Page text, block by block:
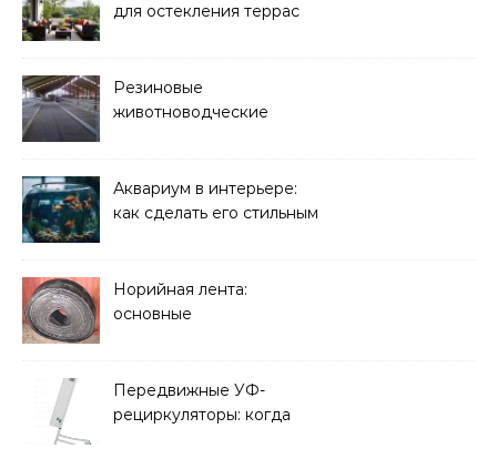
для остекления террас
Резиновые
животноводческие
решать
Аквариум в интерьере:
как сделать его стильным
Норийная лента:
основные
и советы по выбору
Передвижные УФ-
рециркуляторы: когда